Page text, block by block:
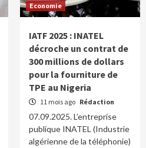
Economie
IATF 2025 : INATEL
décroche un contrat de
300 millions de dollars
pour la fourniture de
TPE au Nigeria
11 mois ago Rédaction
07.09.2025. L’entreprise
publique INATEL (Industrie
algérienne de la téléphonie)